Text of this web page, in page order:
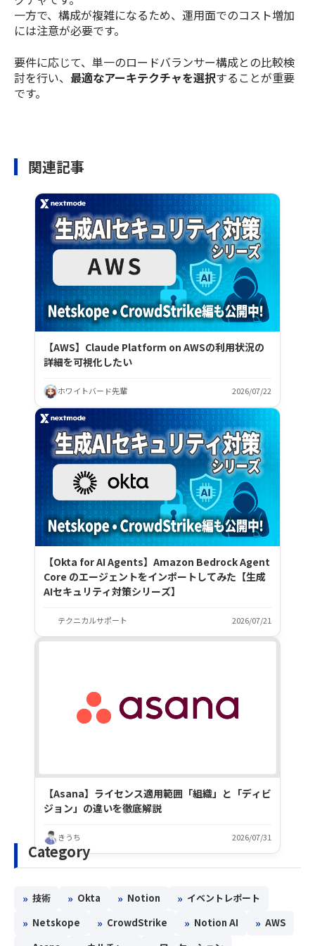
一方で、構成が複雑になるため、運用面でのコスト増加
には注意が必要です。
要件に応じて、単一のロードバランサー構成との比較検
討を行い、 最適なアーキテクチャを選択することが重要
です。
関連記事
【AWS】Claude Platform on AWSの利用状況の
詳細を可視化したい
ホワイトバード先輩 2026/07/22
【Okta for AI Agents】Amazon Bedrock Agent
Core のエージェントをインポートしてみた【生成
AIセキュリティ対策シリーズ】
テクニカルサポート 2026/07/21
【Asana】ライセンス適用範囲「組織」と「ディビ
ジョン」の違いを徹底解説
きうち 2026/07/31
Category
» 技術 » Okta » Notion » イベントレポート
» Netskope » CrowdStrike » Notion AI » AWS